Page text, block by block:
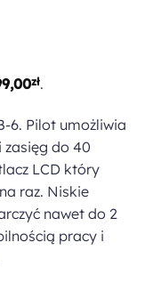
zł.
6. Pilot umożliwia
zasięg do 40
LCD który
raz. Niskie
nawet do 2
pracy i